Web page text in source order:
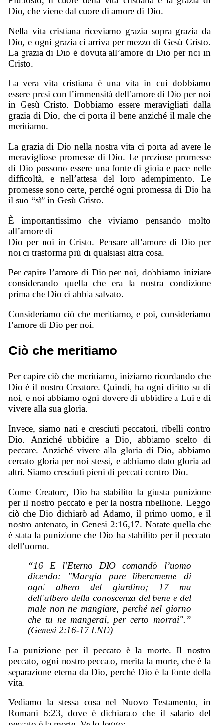
Dio, che viene dal cuore di amore di Dio.
Nella vita cristiana riceviamo grazia sopra grazia da
Dio, e ogni grazia ci arriva per mezzo di Gesù Cristo.
La grazia di Dio è dovuta all’amore di Dio per noi in
Cristo.
La vera vita cristiana è una vita in cui dobbiamo
essere presi con l’immensità dell’amore di Dio per noi
in Gesù Cristo. Dobbiamo essere meravigliati dalla
grazia di Dio, che ci porta il bene anziché il male che
meritiamo.
La grazia di Dio nella nostra vita ci porta ad avere le
meravigliose promesse di Dio. Le preziose promesse
di Dio possono essere una fonte di gioia e pace nelle
difficoltà, e nell’attesa del loro adempimento. Le
promesse sono certe, perché ogni promessa di Dio ha
il suo “sì” in Gesù Cristo.
È importantissimo che viviamo pensando molto
all’amore di
Dio per noi in Cristo. Pensare all’amore di Dio per
noi ci trasforma più di qualsiasi altra cosa.
Per capire l’amore di Dio per noi, dobbiamo iniziare
considerando quella che era la nostra condizione
prima che Dio ci abbia salvato.
Consideriamo ciò che meritiamo, e poi, consideriamo
l’amore di Dio per noi.
Ciò che meritiamo
Per capire ciò che meritiamo, iniziamo ricordando che
Dio è il nostro Creatore. Quindi, ha ogni diritto su di
noi, e noi abbiamo ogni dovere di ubbidire a Lui e di
vivere alla sua gloria.
Invece, siamo nati e cresciuti peccatori, ribelli contro
Dio. Anziché ubbidire a Dio, abbiamo scelto di
peccare. Anziché vivere alla gloria di Dio, abbiamo
cercato gloria per noi stessi, e abbiamo dato gloria ad
altri. Siamo cresciuti pieni di peccati contro Dio.
Come Creatore, Dio ha stabilito la giusta punizione
per il nostro peccato e per la nostra ribellione. Leggo
ciò che Dio dichiarò ad Adamo, il primo uomo, e il
nostro antenato, in Genesi 2:16,17. Notate quella che
è stata la punizione che Dio ha stabilito per il peccato
dell’uomo.
“16 E l’Eterno DIO comandò l’uomo
dicendo: "Mangia pure liberamente di
ogni albero del giardino; 17 ma
dell’albero della conoscenza del bene e del
male non ne mangiare, perché nel giorno
che tu ne mangerai, per certo morrai".”
(Genesi 2:16-17 LND)
La punizione per il peccato è la morte. Il nostro
peccato, ogni nostro peccato, merita la morte, che è la
separazione eterna da Dio, perché Dio è la fonte della
vita.
Vediamo la stessa cosa nel Nuovo Testamento, in
Romani 6:23, dove è dichiarato che il salario del